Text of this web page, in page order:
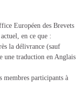
Européen des Brevets
en ce que :
la délivrance (sauf
une traduction en Anglais
membres participants à